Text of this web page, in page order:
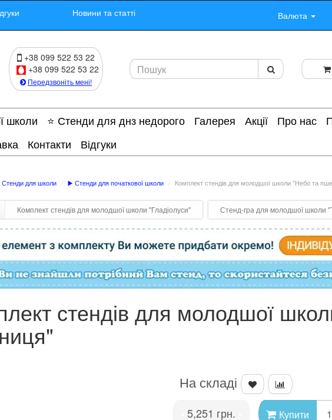
Новини та статті Валюта
+38 099 522 53 22
+38 099 522 53 22
Передзвоніть мені!
школи ⭐ Стенди для днз недорого Галерея Акції Про нас
Контакти Відгуки
Стенди для школи ▶️ Стенди для початкової школи Комплект стендів для молодшої школи "Небо та
Комплект стендів для молодшої школи "Гладіолуси" Стенд-гра для молодшої школи
стендів для молодшої
На складі
5,251 грн. Купити